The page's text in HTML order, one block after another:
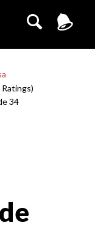
Ratings)
34